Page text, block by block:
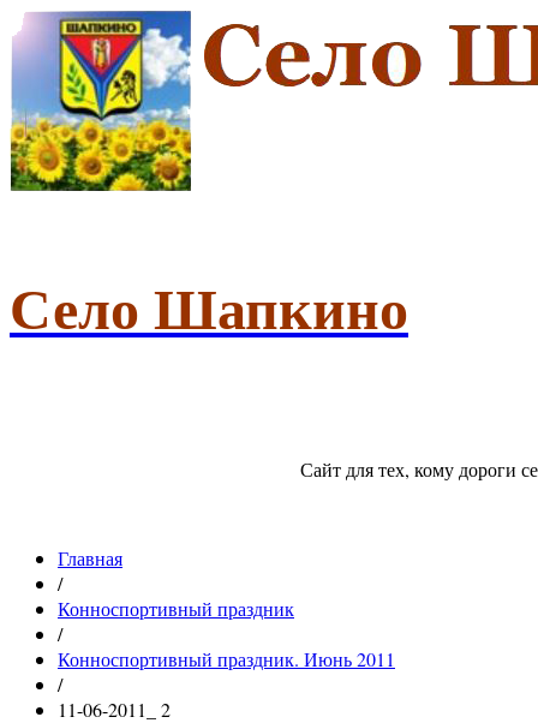
Село Шапкино
Сайт для тех, кому дороги
Главная
/
Конноспортивный праздник
/
Конноспортивный праздник. Июнь 2011
/
11-06-2011_ 2